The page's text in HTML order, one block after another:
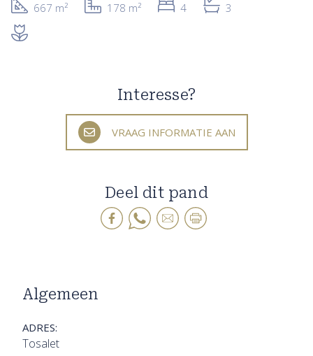
667 m² 178 m² 4 3
Interesse?
VRAAG INFORMATIE AAN
Deel dit pand
Algemeen
ADRES:
Tosalet